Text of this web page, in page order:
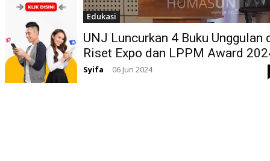
Edukasi
UNJ Luncurkan 4 Buku Unggulan
Riset Expo dan LPPM Award
Syifa - 06 Jun 2024